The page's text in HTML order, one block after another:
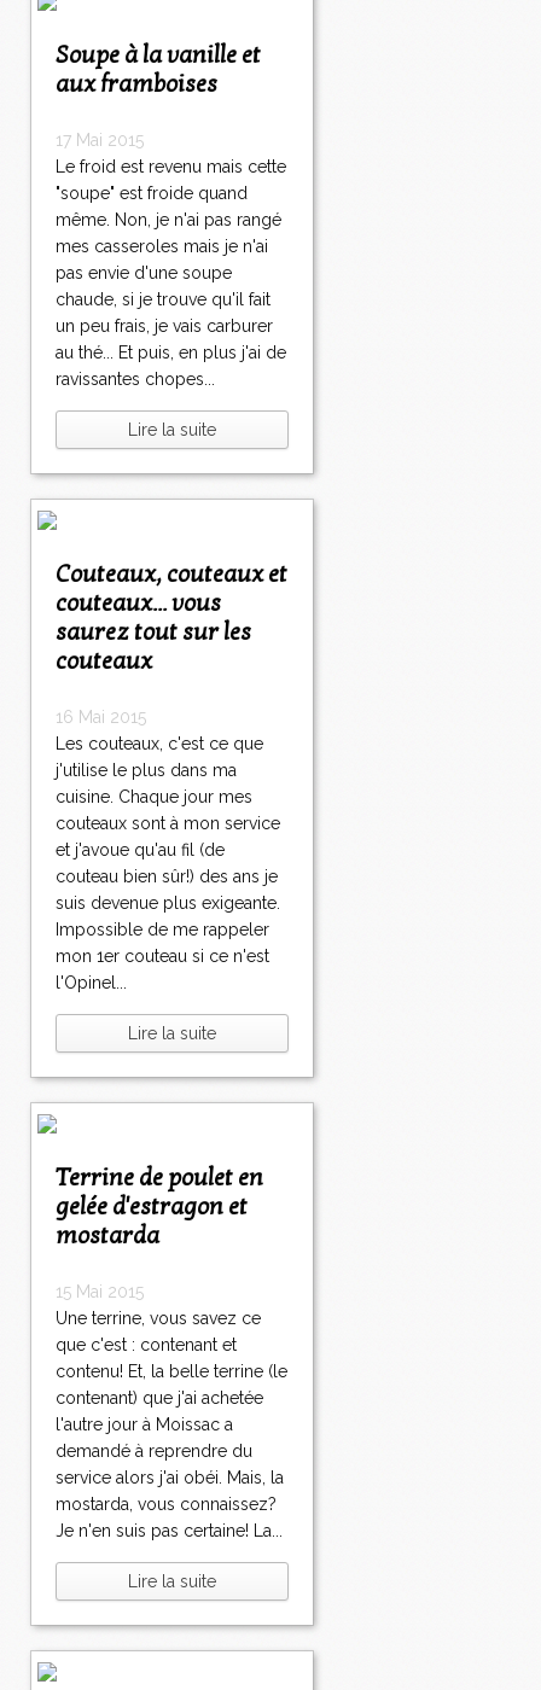
Soupe à la vanille et
aux framboises
17 Mai 2015
Le froid est revenu mais cette
"soupe" est froide quand
même. Non, je n'ai pas rangé
mes casseroles mais je n'ai
pas envie d'une soupe
chaude, si je trouve qu'il fait
un peu frais, je vais carburer
au thé... Et puis, en plus j'ai de
ravissantes chopes...
Lire la suite
Couteaux, couteaux et
couteaux... vous
saurez tout sur les
couteaux
16 Mai 2015
Les couteaux, c'est ce que
j'utilise le plus dans ma
cuisine. Chaque jour mes
couteaux sont à mon service
et j'avoue qu'au fil (de
couteau bien sûr!) des ans je
suis devenue plus exigeante.
Impossible de me rappeler
mon 1er couteau si ce n'est
l'Opinel...
Lire la suite
Terrine de poulet en
gelée d'estragon et
mostarda
15 Mai 2015
Une terrine, vous savez ce
que c'est : contenant et
contenu! Et, la belle terrine (le
contenant) que j'ai achetée
l'autre jour à Moissac a
demandé à reprendre du
service alors j'ai obéi. Mais, la
mostarda, vous connaissez?
Je n'en suis pas certaine! La...
Lire la suite